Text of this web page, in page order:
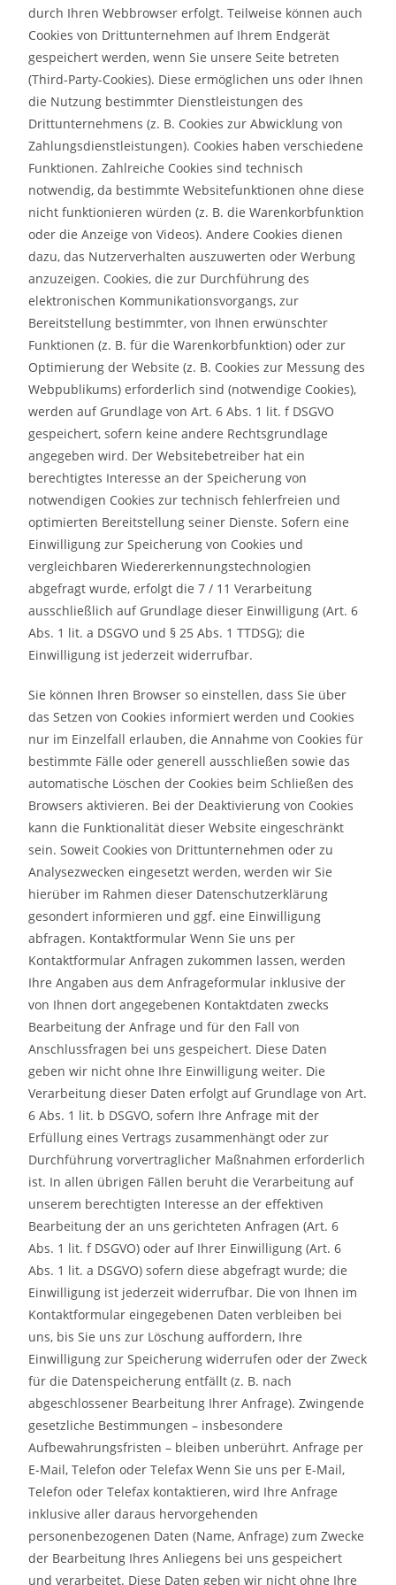
durch Ihren Webbrowser erfolgt. Teilweise können auch
Cookies von Drittunternehmen auf Ihrem Endgerät
gespeichert werden, wenn Sie unsere Seite betreten
(Third-Party-Cookies). Diese ermöglichen uns oder Ihnen
die Nutzung bestimmter Dienstleistungen des
Drittunternehmens (z. B. Cookies zur Abwicklung von
Zahlungsdienstleistungen). Cookies haben verschiedene
Funktionen. Zahlreiche Cookies sind technisch
notwendig, da bestimmte Websitefunktionen ohne diese
nicht funktionieren würden (z. B. die Warenkorbfunktion
oder die Anzeige von Videos). Andere Cookies dienen
dazu, das Nutzerverhalten auszuwerten oder Werbung
anzuzeigen. Cookies, die zur Durchführung des
elektronischen Kommunikationsvorgangs, zur
Bereitstellung bestimmter, von Ihnen erwünschter
Funktionen (z. B. für die Warenkorbfunktion) oder zur
Optimierung der Website (z. B. Cookies zur Messung des
Webpublikums) erforderlich sind (notwendige Cookies),
werden auf Grundlage von Art. 6 Abs. 1 lit. f DSGVO
gespeichert, sofern keine andere Rechtsgrundlage
angegeben wird. Der Websitebetreiber hat ein
berechtigtes Interesse an der Speicherung von
notwendigen Cookies zur technisch fehlerfreien und
optimierten Bereitstellung seiner Dienste. Sofern eine
Einwilligung zur Speicherung von Cookies und
vergleichbaren Wiedererkennungstechnologien
abgefragt wurde, erfolgt die 7 / 11 Verarbeitung
ausschließlich auf Grundlage dieser Einwilligung (Art. 6
Abs. 1 lit. a DSGVO und § 25 Abs. 1 TTDSG); die
Einwilligung ist jederzeit widerrufbar.
Sie können Ihren Browser so einstellen, dass Sie über
das Setzen von Cookies informiert werden und Cookies
nur im Einzelfall erlauben, die Annahme von Cookies für
bestimmte Fälle oder generell ausschließen sowie das
automatische Löschen der Cookies beim Schließen des
Browsers aktivieren. Bei der Deaktivierung von Cookies
kann die Funktionalität dieser Website eingeschränkt
sein. Soweit Cookies von Drittunternehmen oder zu
Analysezwecken eingesetzt werden, werden wir Sie
hierüber im Rahmen dieser Datenschutzerklärung
gesondert informieren und ggf. eine Einwilligung
abfragen. Kontaktformular Wenn Sie uns per
Kontaktformular Anfragen zukommen lassen, werden
Ihre Angaben aus dem Anfrageformular inklusive der
von Ihnen dort angegebenen Kontaktdaten zwecks
Bearbeitung der Anfrage und für den Fall von
Anschlussfragen bei uns gespeichert. Diese Daten
geben wir nicht ohne Ihre Einwilligung weiter. Die
Verarbeitung dieser Daten erfolgt auf Grundlage von Art.
6 Abs. 1 lit. b DSGVO, sofern Ihre Anfrage mit der
Erfüllung eines Vertrags zusammenhängt oder zur
Durchführung vorvertraglicher Maßnahmen erforderlich
ist. In allen übrigen Fällen beruht die Verarbeitung auf
unserem berechtigten Interesse an der effektiven
Bearbeitung der an uns gerichteten Anfragen (Art. 6
Abs. 1 lit. f DSGVO) oder auf Ihrer Einwilligung (Art. 6
Abs. 1 lit. a DSGVO) sofern diese abgefragt wurde; die
Einwilligung ist jederzeit widerrufbar. Die von Ihnen im
Kontaktformular eingegebenen Daten verbleiben bei
uns, bis Sie uns zur Löschung auffordern, Ihre
Einwilligung zur Speicherung widerrufen oder der Zweck
für die Datenspeicherung entfällt (z. B. nach
abgeschlossener Bearbeitung Ihrer Anfrage). Zwingende
gesetzliche Bestimmungen – insbesondere
Aufbewahrungsfristen – bleiben unberührt. Anfrage per
E-Mail, Telefon oder Telefax Wenn Sie uns per E-Mail,
Telefon oder Telefax kontaktieren, wird Ihre Anfrage
inklusive aller daraus hervorgehenden
personenbezogenen Daten (Name, Anfrage) zum Zwecke
der Bearbeitung Ihres Anliegens bei uns gespeichert
und verarbeitet. Diese Daten geben wir nicht ohne Ihre